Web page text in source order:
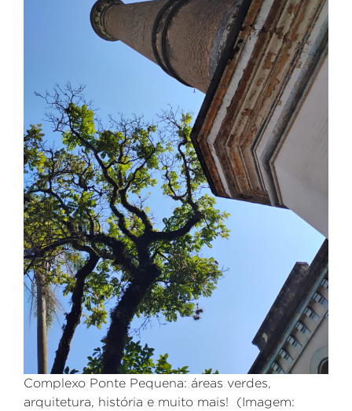
Complexo Ponte Pequena: áreas verdes,
arquitetura, história e muito mais!
(Imagem: